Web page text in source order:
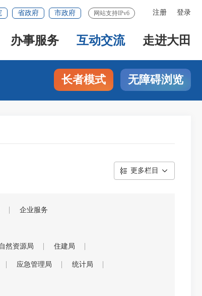
注册 登录
省政府 市政府 网站支持IPv6
办事服务 互动交流 走进大田
长者模式 无障碍浏览
更多栏目
企业服务
自然资源局 住建局
应急管理局 统计局